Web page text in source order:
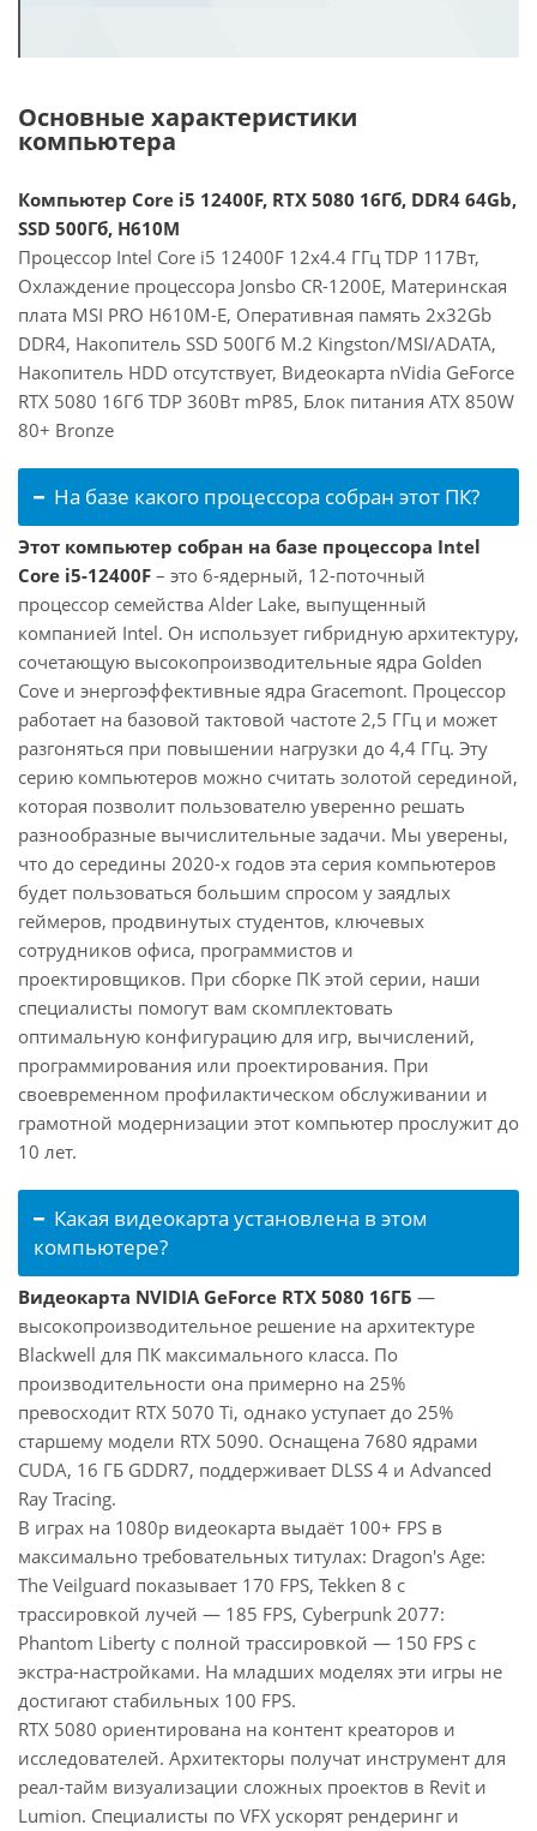
Основные характеристики
компьютера
Компьютер Core i5 12400F, RTX 5080 16Гб, DDR4 64Gb,
SSD 500Гб, H610M
Процессор Intel Core i5 12400F 12x4.4 ГГц TDP 117Вт,
Охлаждение процессора Jonsbo CR-1200E, Материнская
плата MSI PRO H610M-E, Оперативная память 2x32Gb
DDR4, Накопитель SSD 500Гб M.2 Kingston/MSI/ADATA,
Накопитель HDD отсутствует, Видеокарта nVidia GeForce
RTX 5080 16Гб TDP 360Вт mP85, Блок питания ATX 850W
80+ Bronze
На базе какого процессора собран этот ПК?
Этот компьютер собран на базе процессора Intel
Core i5-12400F – это 6-ядерный, 12-поточный
процессор семейства Alder Lake, выпущенный
компанией Intel. Он использует гибридную архитектуру,
сочетающую высокопроизводительные ядра Golden
Cove и энергоэффективные ядра Gracemont. Процессор
работает на базовой тактовой частоте 2,5 ГГц и может
разгоняться при повышении нагрузки до 4,4 ГГц. Эту
серию компьютеров можно считать золотой серединой,
которая позволит пользователю уверенно решать
разнообразные вычислительные задачи. Мы уверены,
что до середины 2020-х годов эта серия компьютеров
будет пользоваться большим спросом у заядлых
геймеров, продвинутых студентов, ключевых
сотрудников офиса, программистов и
проектировщиков. При сборке ПК этой серии, наши
специалисты помогут вам скомплектовать
оптимальную конфигурацию для игр, вычислений,
программирования или проектирования. При
своевременном профилактическом обслуживании и
грамотной модернизации этот компьютер прослужит до
10 лет.
Какая видеокарта установлена в этом
компьютере?
Видеокарта NVIDIA GeForce RTX 5080 16ГБ —
высокопроизводительное решение на архитектуре
Blackwell для ПК максимального класса. По
производительности она примерно на 25%
превосходит RTX 5070 Ti, однако уступает до 25%
старшему модели RTX 5090. Оснащена 7680 ядрами
CUDA, 16 ГБ GDDR7, поддерживает DLSS 4 и Advanced
Ray Tracing.
В играх на 1080p видеокарта выдаёт 100+ FPS в
максимально требовательных титулах: Dragon's Age:
The Veilguard показывает 170 FPS, Tekken 8 с
трассировкой лучей — 185 FPS, Cyberpunk 2077:
Phantom Liberty с полной трассировкой — 150 FPS с
экстра-настройками. На младших моделях эти игры не
достигают стабильных 100 FPS.
RTX 5080 ориентирована на контент креаторов и
исследователей. Архитекторы получат инструмент для
реал-тайм визуализации сложных проектов в Revit и
Lumion. Специалисты по VFX ускорят рендеринг и